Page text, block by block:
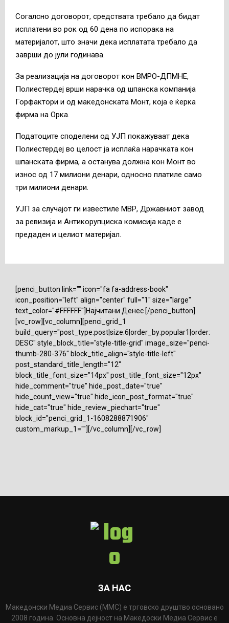
Согалсно договорот, средствата требало да бидат
исплатени во рок од 60 дена по испорака на
материјалот, што значи дека исплатата требало да
заврши до јули годинава.
За реализација на договорот кон ВМРО-ДПМНЕ,
Полиестердеј врши нарачка од шпанска компанија
Горфактори и од македонската Монт, која е ќерка
фирма на Орка.
Податоците споделени од УЈП покажуваат дека
Полиестердеј во целост ја исплаќа нарачката кон
шпанската фирма, а останува должна кон Монт во
износ од 17 милиони денари, односно платиле само
три милиони денари.
УЈП за случајот ги известиле МВР, Државниот завод
за ревизија и Антикорупциска комисија каде е
предаден и целиот материјал.
[penci_button link="" icon="fa fa-address-book"
icon_position="left" align="center" full="1" size="large"
text_color="#FFFFFF"]Најчитани Денес [/penci_button]
[vc_row][vc_column][penci_grid_1
build_query="post_type:post|size:6|order_by:popular1|order:
DESC" style_block_title="style-title-grid" image_size="penci-
thumb-280-376" block_title_align="style-title-left"
post_standard_title_length="12"
block_title_font_size="14px" post_title_font_size="12px"
hide_comment="true" hide_post_date="true"
hide_count_view="true" hide_icon_post_format="true"
hide_cat="true" hide_review_piechart="true"
block_id="penci_grid_1-1608288871906"
custom_markup_1=""][/vc_column][/vc_row]
ЗА НАС
Македонски Медиа Сервис (ММС) е трговско друштво основано
2008 година. Основна дејност на Македоски Медиа Сервис е